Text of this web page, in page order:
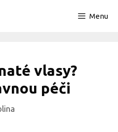
Menu
vlasy?
péči